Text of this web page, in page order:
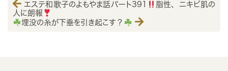
エステ和歌子のよもやま話パート391
脂性、ニキビ肌の
人に朗報
埋没の糸が下垂を引き起こす？